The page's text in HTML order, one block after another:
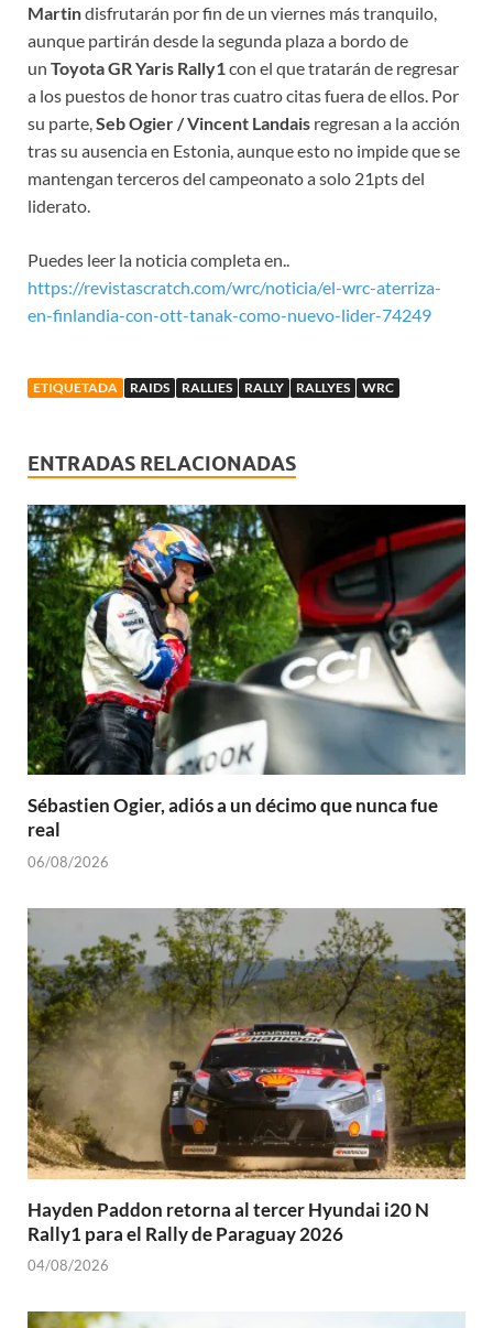
Martindisfrutarán por fin de un viernes más tranquilo,
aunque partirán desde la segunda plaza a bordo de
un Toyota GR Yaris Rally1 con el que tratarán de regresar
a los puestos de honor tras cuatro citas fuera de ellos. Por
su parte, Seb Ogier / Vincent Landais regresan a la acción
tras su ausencia en Estonia, aunque esto no impide que se
mantengan terceros del campeonato a solo 21pts del
liderato.
Puedes leer la noticia completa en..
https://revistascratch.com/wrc/noticia/el-wrc-aterriza-
en-finlandia-con-ott-tanak-como-nuevo-lider-74249
ETIQUETADA RAIDS RALLIES RALLY RALLYES WRC
ENTRADAS RELACIONADAS
Sébastien Ogier, adiós a un décimo que nunca fue
real
06/08/2026
Hayden Paddon retorna al tercer Hyundai i20 N
Rally1 para el Rally de Paraguay 2026
04/08/2026